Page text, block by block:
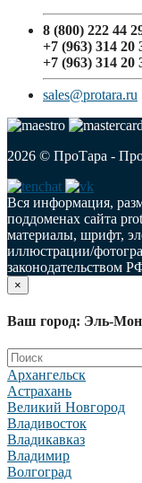
8 (800) 222 44
+7 (963) 314 20
+7 (963) 314 20
sales@protara.ru
2026 © ПроТара -
Вся информация,
поддоменах сайта
материалы, шрифт,
иллюстрации/
законодательством
×
Ваш город: Эль-
Архангельск
Астрахань
Великий Новгород
Владивосток
Владикавказ
Владимир
Волгоград